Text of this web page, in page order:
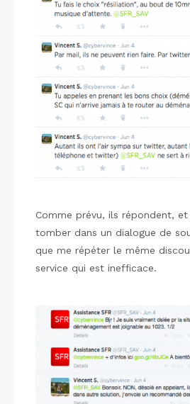
Comme prévu, ils répondent, et
tomber dans un dialogue de
que me répéter le même
service qui est inefficace.